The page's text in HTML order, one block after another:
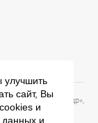
ИС АО «ПКК Миландр»,
сайт, Вы
cookies и
данных и